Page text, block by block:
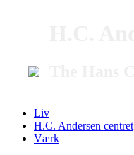
Liv
H.C. Andersen centret
Værk